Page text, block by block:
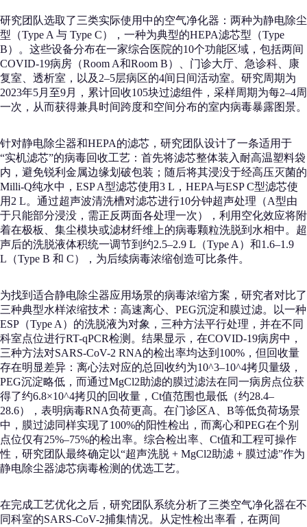
研究团队选取了三类实际使用中的空气净化器：两种为静电除尘
型（Type A 与 Type C），一种为典型的HEPA滤芯型（Type
B）。这些设备分布在一家综合医院的10个功能区域，包括两间
COVID-19病房（Room A和Room B）、门诊大厅、急诊科、康
复室、透析室，以及2–5层病区的4间日间活动室。研究周期为
2023年5月至9月，累计回收105块过滤组件，采样周期为每2–4周
一次，从而获得兼具时间跨度和空间分布的室内病毒暴露图景。
针对静电除尘器和HEPA的滤芯，研究团队设计了一条适用于
“实机滤芯”的病毒回收工艺：首先将滤芯整体装入耐高温塑料袋
内，避免锐利金属边缘划破包装；随后将其浸没于经高压灭菌的
Milli-Q纯水中，ESP A型滤芯使用3 L，HEPA与ESP C型滤芯使
用2 L。通过超声波清洗槽对滤芯进行10分钟超声处理（A型由
于只能部分浸没，需正反两面各处理一次），利用空化效应将附
着在极板、集尘模块或滤材纤维上的病毒颗粒洗脱到水相中。超
声后的洗脱液体积统一调节到约2.5–2.9 L（Type A）和1.6–1.9
L（Type B 和 C），为后续病毒浓缩创造可比条件。
为找到适合静电除尘器应用场景的病毒浓缩方案，研究者对比了
三种典型水样浓缩技术：高速离心、PEG沉淀和膜过滤。以一种
ESP（Type A）的洗脱液为对象，三种方法平行处理，并在不同
科室点位进行RT-qPCR检测。结果显示，在COVID-19病房中，
三种方法对SARS-CoV-2 RNA的检出率均达到100%，但回收量
存在明显差异：离心法对应的总回收约为10^3–10^4拷贝量级，
PEG沉淀略低，而通过MgCl2助滤的膜过滤法在同一病房点位获
得了约6.8×10^4拷贝的回收量，Ct值范围也最低（约28.4–
28.6），表明病毒RNA负荷更高。在门诊区A、B等低负荷场景
中，膜过滤同样实现了100%的阳性检出，而离心和PEG在个别
点位仅有25%–75%的检出率。综合检出率、Ct值和工程可操作
性，研究团队最终确定以“超声洗脱 + MgCl2助滤 + 膜过滤”作为
静电除尘器滤芯病毒检测的优选工艺。
在完成工艺优化之后，研究团队系统分析了三类空气净化器在不
同科室的SARS-CoV-2捕集情况。从定性检出率看，在两间